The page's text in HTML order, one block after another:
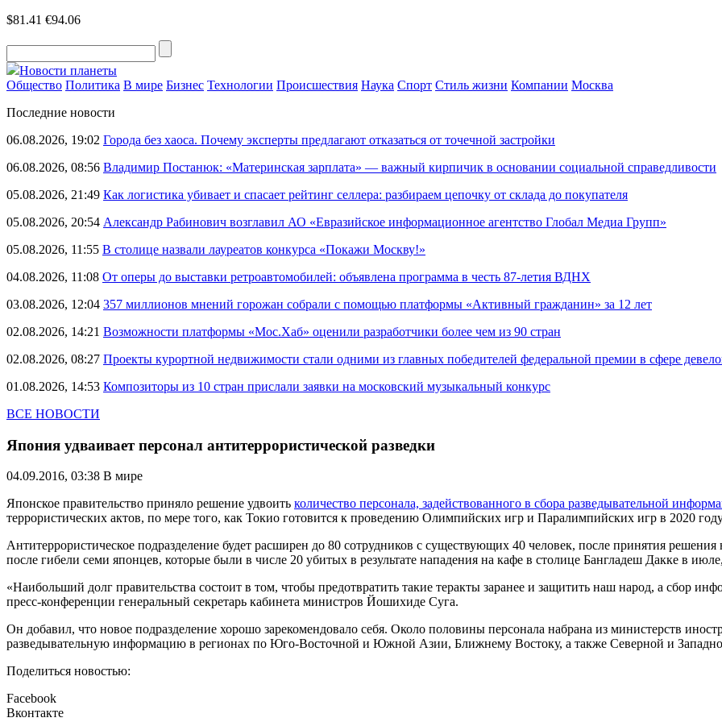
$81.41 €94.06
Новости планеты
Общество Политика В мире Бизнес Технологии Происшествия Наука Спорт Стиль жизни Компании Москва
Последние новости
06.08.2026, 19:02 Города без хаоса. Почему эксперты предлагают отказаться от точечной застройки
06.08.2026, 08:56 Владимир Постанюк: «Материнская зарплата» — важный кирпичик в основании социальной справедливости
05.08.2026, 21:49 Как логистика убивает и спасает рейтинг селлера: разбираем цепочку от склада до покупателя
05.08.2026, 20:54 Александр Рабинович возглавил АО «Евразийское информационное агентство Глобал Медиа Групп»
05.08.2026, 11:55 В столице назвали лауреатов конкурса «Покажи Москву!»
04.08.2026, 11:08 От оперы до выставки ретроавтомобилей: объявлена программа в честь 87-летия ВДНХ
03.08.2026, 12:04 357 миллионов мнений горожан собрали с помощью платформы «Активный гражданин» за 12 лет
02.08.2026, 14:21 Возможности платформы «Мос.Хаб» оценили разработчики более чем из 90 стран
02.08.2026, 08:27 Проекты курортной недвижимости стали одними из главных победителей федеральной премии в сфере
01.08.2026, 14:53 Композиторы из 10 стран прислали заявки на московский музыкальный конкурс
ВСЕ НОВОСТИ
Япония удваивает персонал антитеррористической разведки
04.09.2016, 03:38 В мире
Японское правительство приняло решение удвоить количество персонала, задействованного в сбора разведывательной
террористических актов, по мере того, как Токио готовится к проведению Олимпийских игр и Паралимпийских игр в 2020
Антитеррористическое подразделение будет расширен до 80 сотрудников с существующих 40 человек, после принятия решения
после гибели семи японцев, которые были в числе 20 убитых в результате нападения на кафе в столице Бангладеш Дакке в
«Наибольший долг правительства состоит в том, чтобы предотвратить такие теракты заранее и защитить наш народ, а сбор
пресс-конференции генеральный секретарь кабинета министров Йошихиде Суга.
Он добавил, что новое подразделение хорошо зарекомендовало себя. Около половины персонала набрана из министерств
разведывательную информацию в регионах по Юго-Восточной и Южной Азии, Ближнему Востоку, а также Северной и
Поделиться новостью:
Facebook
Вконтакте